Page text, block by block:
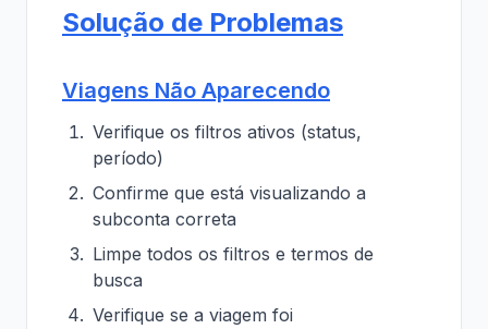
Solução de Problemas
Viagens Não Aparecendo
Verifique os filtros ativos (status,
período)
Confirme que está visualizando a
subconta correta
Limpe todos os filtros e termos de
busca
Verifique se a viagem foi